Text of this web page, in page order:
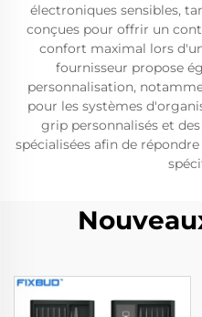
électroniques sensibles,
conçues pour offrir un
confort maximal lors
fournisseur propose
personnalisation,
pour les systèmes
grip personnalisés et
spécialisées afin de